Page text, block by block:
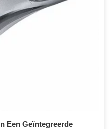
Een Geïntegreerde